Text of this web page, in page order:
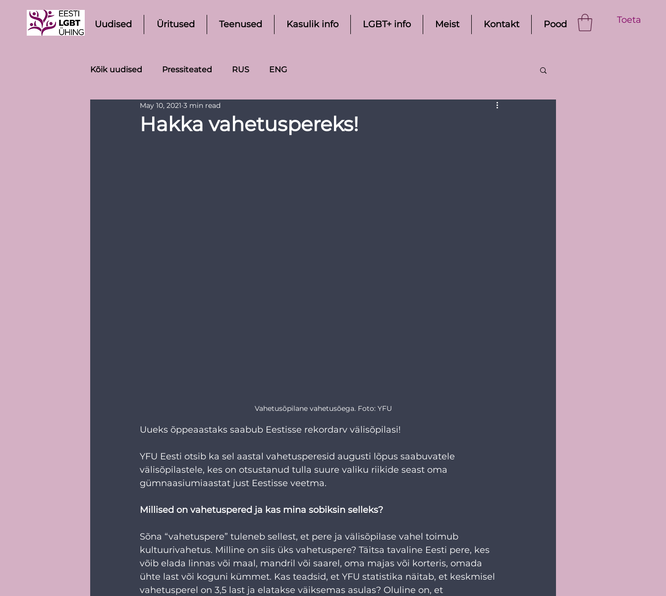
Uudised Üritused Teenused Kasulik info LGBT+ info Meist Kontakt Pood Toeta
Kõik uudised Pressiteated RUS ENG
Hakka vahetuspereks!
May 10, 2021 3 min read
Vahetusõpilane vahetusõega. Foto: YFU
Uueks õppeaastaks saabub Eestisse rekordarv välisõpilasi!
YFU Eesti otsib ka sel aastal vahetusperesid augusti lõpus saabuvatele
välisõpilastele, kes on otsustanud tulla suure valiku riikide seast oma
gümnaasiumiaastat just Eestisse veetma.
Millised on vahetuspered ja kas mina sobiksin selleks?
Sõna “vahetuspere” tuleneb sellest, et pere ja välisõpilase vahel toimub
kultuurivahetus. Milline on siis üks vahetuspere? Täitsa tavaline Eesti pere, kes
võib elada linnas või maal, mandril või saarel, oma majas või korteris, omada
ühte last või koguni kümmet. Kas teadsid, et YFU statistika näitab, et keskmisel
vahetusperel on 3,5 last ja elatakse väiksemas asulas? Oluline on, et